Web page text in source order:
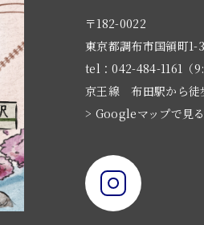
〒182-0022
東京都調布市国領町1-
tel：042-484-1161（
京王線 布田駅から徒
> Googleマップで見る